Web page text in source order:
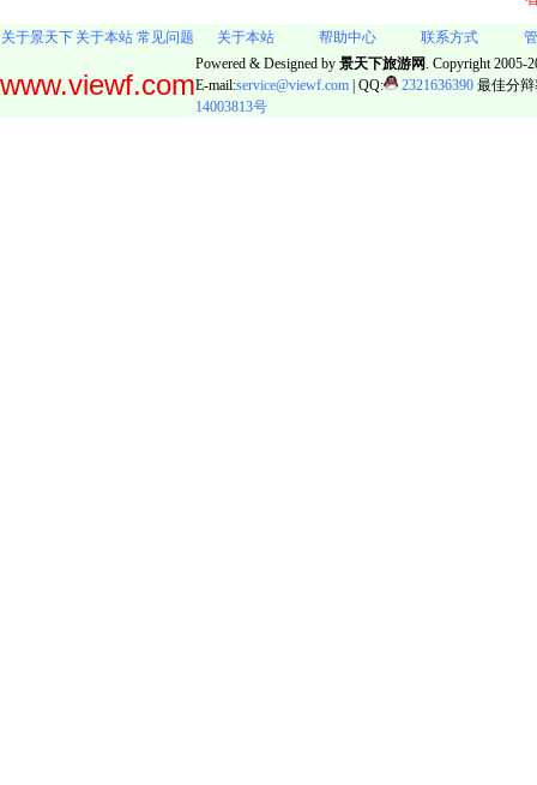
关于景天下 关于本站 常见问题 关于本站 帮助中心 联系方式
www.viewf.com
Powered & Designed by 景天下旅游网 . Copyright 2005-
E-mail:service@viewf.com | QQ: 2321636390 最佳分
14003813号